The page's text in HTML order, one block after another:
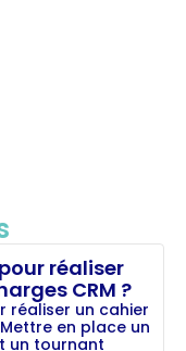
réaliser
CRM ?
réaliser un cahier
en place un
un tournant